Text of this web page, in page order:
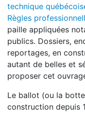
technique
Règles
paille appliquées
publics. Dossiers,
reportages, en
autant de belles et
proposer cet
Le ballot (ou la
construction depuis